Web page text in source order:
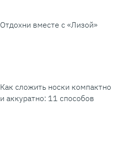
Отдохни вместе с «Лизой»
Как сложить носки компактно
и аккуратно: 11 способов